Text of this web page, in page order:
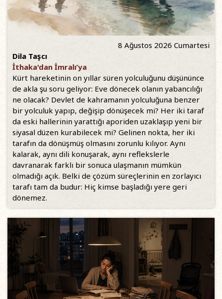
8 Ağustos 2026 Cumartesi
Dila Taşcı
İthaka'dan İmralı’ya
Kürt hareketinin on yıllar süren yolculuğunu düşününce
de akla şu soru geliyor: Eve dönecek olanın yabancılığı
ne olacak? Devlet de kahramanın yolculuğuna benzer
bir yolculuk yapıp, değişip dönüşecek mi? Her iki taraf
da eski hallerinin yarattığı aporiden uzaklaşıp yeni bir
siyasal düzen kurabilecek mi? Gelinen nokta, her iki
tarafın da dönüşmüş olmasını zorunlu kılıyor. Aynı
kalarak, aynı dili konuşarak, aynı reflekslerle
davranarak farklı bir sonuca ulaşmanın mümkün
olmadığı açık. Belki de çözüm süreçlerinin en zorlayıcı
tarafı tam da budur: Hiç kimse başladığı yere geri
dönemez.